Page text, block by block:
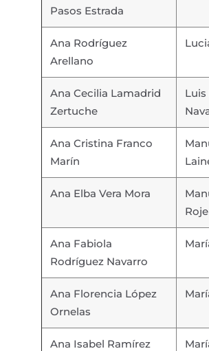
Pasos Estrada
Ana Rodríguez
Arellano
Ana Cecilia Lamadrid
Zertuche
Luis
Ana Cristina Franco
Marín
Ana Elba Vera Mora
Ana Fabiola
Rodríguez Navarro
Ana Florencia López
Ornelas
Ana Isabel Ramírez